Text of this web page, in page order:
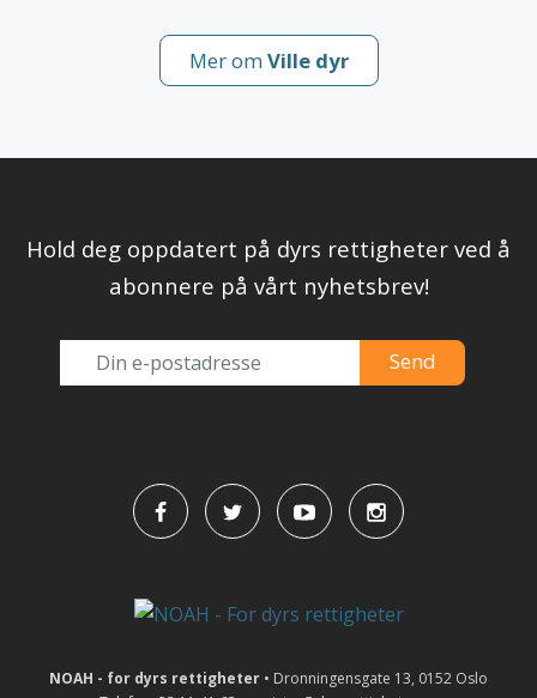
Mer om Ville dyr
Hold deg oppdatert på dyrs rettigheter ved å
abonnere på vårt nyhetsbrev!
NOAH - for dyrs rettigheter • Dronningensgate 13, 0152 Oslo